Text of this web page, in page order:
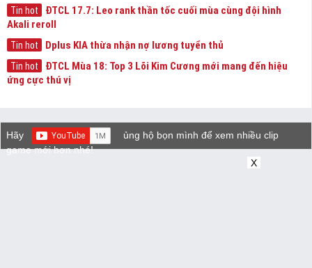
Tin hot
ĐTCL 17.7: Leo rank thần tốc cuối mùa cùng đội hình
Akali reroll
Tin hot Dplus KIA thừa nhận nợ lương tuyển thủ
Tin hot
ĐTCL Mùa 18: Top 3 Lõi Kim Cương mới mang đến hiệu
ứng cực thú vị
Hãy
ủng hộ bọn mình để xem nhiều clip
game mới hơn nhé!
X